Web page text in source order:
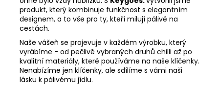
produkt, který kombinuje funkčnost s elegantním
designem, a to vše pro ty, kteří milují pálivé na
cestách.
Naše vášeň se projevuje v každém výrobku, který
vyrábíme - od pečlivě vybraných druhů chilli až po
kvalitní materiály, které používáme na naše klíčenky.
Nenabízíme jen klíčenky, ale sdílíme s vámi naši
lásku k pálivému jídlu.